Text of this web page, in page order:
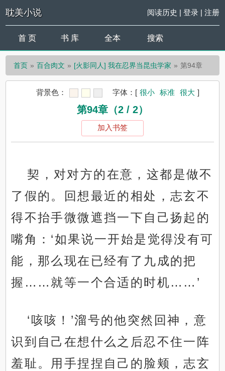
耽美小说 阅读历史 | 登录| 注册
首 页 书 库 全本 搜索
首页 百合肉文 [火影同人] 我在忍界当昆虫学家 第94章
背景色： 字体： [ 很小 标准 很大 ]
第94章（2 / 2）
加入书签
契，对对方的在意，这都是做不
了假的。回想最近的相处，志玄不
得不抬手微微遮挡一下自己扬起的
嘴角：‘如果说一开始是觉得没有可
能，那么现在已经有了九成的把
握……就等一个合适的时机……’
‘咳咳！’溜号的他突然回神，意
识到自己在想什么之后忍不住一阵
羞耻。用手捏捏自己的脸颊，志玄